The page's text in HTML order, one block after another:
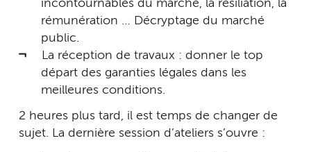
incontournables du marché, la résiliation, la
rémunération … Décryptage du marché
public.
La réception de travaux : donner le top
départ des garanties légales dans les
meilleures conditions.
2 heures plus tard, il est temps de changer de
sujet. La dernière session d’ateliers s’ouvre :